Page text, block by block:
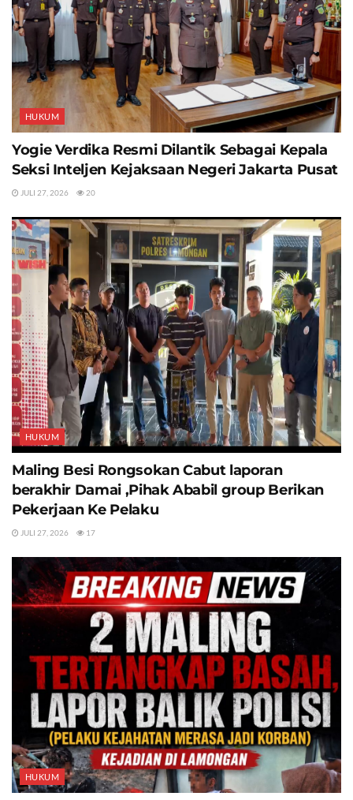
HUKUM
Yogie Verdika Resmi Dilantik Sebagai Kepala
Seksi Inteljen Kejaksaan Negeri Jakarta Pusat
JULI 27, 2026 20
HUKUM
Maling Besi Rongsokan Cabut laporan
berakhir Damai ,Pihak Ababil group Berikan
Pekerjaan Ke Pelaku
JULI 27, 2026 17
HUKUM